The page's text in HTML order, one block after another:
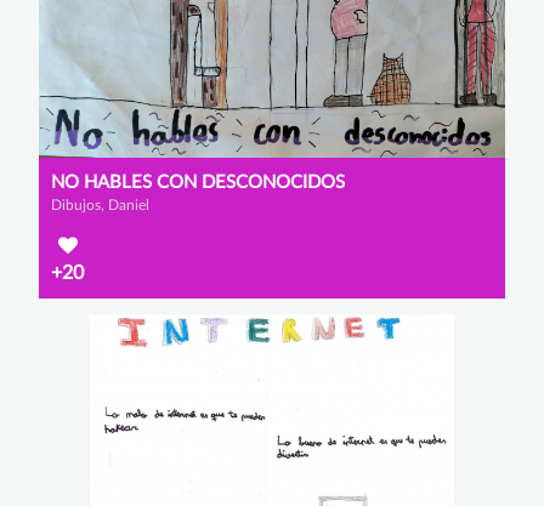
NO HABLES CON DESCONOCIDOS
Dibujos, Daniel
+20